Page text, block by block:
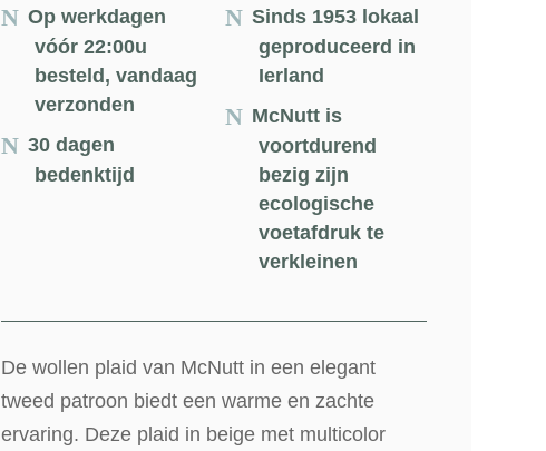
McNutt
170x135cm
aantal
Op werkdagen
vóór 22:00u
besteld, vandaag
verzonden
30 dagen
bedenktijd
Sinds 1953 lokaal
geproduceerd in
Ierland
McNutt is
voortdurend
bezig zijn
ecologische
voetafdruk te
verkleinen
De wollen plaid van McNutt in een elegant
tweed patroon biedt een warme en zachte
ervaring. Deze plaid in beige met multicolor